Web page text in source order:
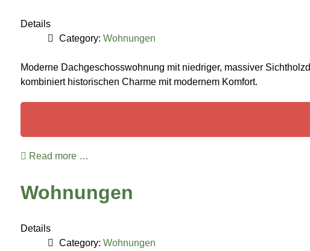
Details
Category: Wohnungen
Moderne Dachgeschosswohnung mit niedriger, massiver
kombiniert historischen Charme mit modernem Komfort.
Read more …
Wohnungen
Details
Category: Wohnungen